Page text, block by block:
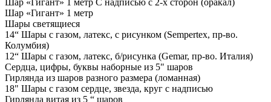
Шар «Гигант» 1 метр
Шары светящиеся
14“ Шары с газом, латекс, с рисунком (Sempertex, пр-во.
Колумбия)
12“ Шары с газом, латекс, б/рисунка (Gemar, пр-во. Италия)
Сердца, цифры, буквы наборные из 5" шаров
Гирлянда из шаров разного размера (ломанная)
18" Шары с газом сердце, звезда, круг с надписью
Гирлянда витая из 5 “ шаров